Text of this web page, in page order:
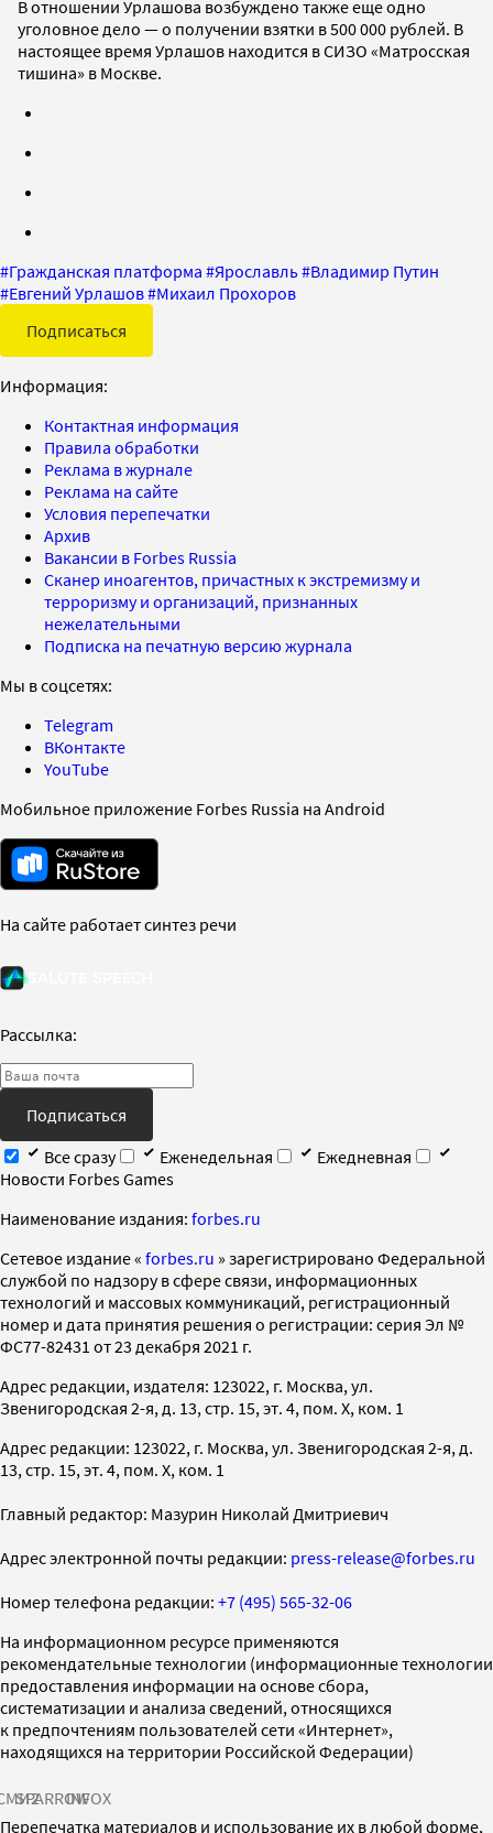
В отношении Урлашова возбуждено также еще одно
уголовное дело — о получении взятки в 500 000 рублей. В
настоящее время Урлашов находится в СИЗО «Матросская
тишина» в Москве.
#Гражданская платформа #Ярославль#Владимир Путин
#Евгений Урлашов#Михаил Прохоров
Подписаться
Информация:
Контактная информация
Правила обработки
Реклама в журнале
Реклама на сайте
Условия перепечатки
Архив
Вакансии в Forbes Russia
Сканер иноагентов, причастных к экстремизму и
терроризму и организаций, признанных
нежелательными
Подписка на печатную версию журнала
Мы в соцсетях:
Telegram
ВКонтакте
YouTube
Мобильное приложение Forbes Russia на Android
На сайте работает синтез речи
Рассылка:
Подписаться
Все сразу
Еженедельная
Ежедневная
Новости Forbes Games
Наименование издания: forbes.ru
Cетевое издание « forbes.ru » зарегистрировано Федеральной
службой по надзору в сфере связи, информационных
технологий и массовых коммуникаций, регистрационный
номер и дата принятия решения о регистрации: серия Эл №
ФС77-82431 от 23 декабря 2021 г.
Адрес редакции, издателя: 123022, г. Москва, ул.
Звенигородская 2-я, д. 13, стр. 15, эт. 4, пом. X, ком. 1
Адрес редакции: 123022, г. Москва, ул. Звенигородская 2-я, д.
13, стр. 15, эт. 4, пом. X, ком. 1
Главный редактор: Мазурин Николай Дмитриевич
Адрес электронной почты редакции: press-release@forbes.ru
Номер телефона редакции: +7 (495) 565-32-06
На информационном ресурсе применяются
рекомендательные технологии (информационные технологии
предоставления информации на основе сбора,
систематизации и анализа сведений, относящихся
к предпочтениям пользователей сети «Интернет»,
находящихся на территории Российской Федерации)
SPARROWINFOX
Перепечатка материалов и использование их в любой форме,